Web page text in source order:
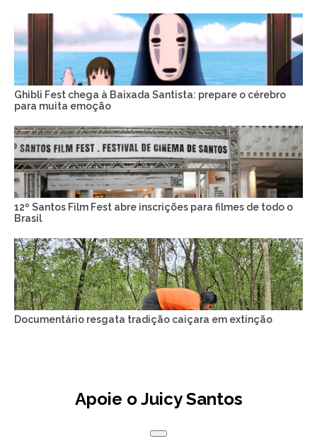
Ghibli Fest chega à Baixada Santista: prepare o cérebro
para muita emoção
12º Santos Film Fest abre inscrições para filmes de todo o
Brasil
Documentário resgata tradição caiçara em extinção
Apoie o Juicy Santos